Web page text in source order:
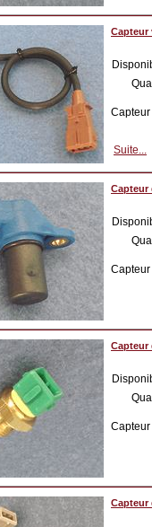
Capteur
Capteur
Suite...
Capteur
Capteur
Capteur